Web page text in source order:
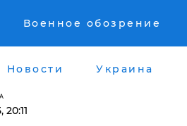
Военное обозрение
Новости Украина